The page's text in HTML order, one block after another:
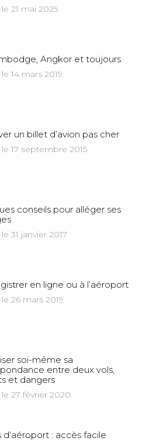
21 mai 2025
Angkor et toujours
14 mars 2019
un billet d’avion pas cher
17 septembre 2015
conseils pour alléger ses
31 janvier 2017
en ligne ou à l’aéroport
26 mars 2019
soi-même sa
entre deux vols,
et dangers
27 février 2020
d’aéroport : accès facile